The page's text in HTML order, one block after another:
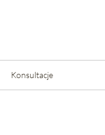
Konsultacje